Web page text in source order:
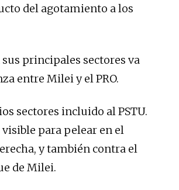
del agotamiento a los
principales sectores va
entre Milei y el PRO.
sectores incluido al PSTU.
para pelear en el
y también contra el
de Milei.